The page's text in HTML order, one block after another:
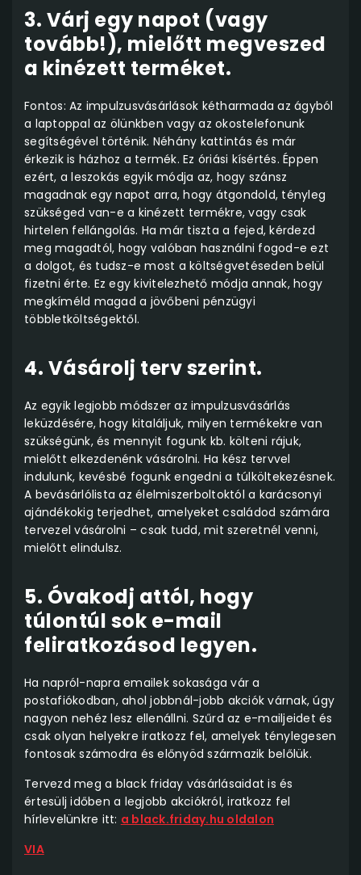
3. Várj egy napot (vagy
tovább!), mielőtt megveszed
a kinézett terméket.
Fontos: Az impulzusvásárlások kétharmada az ágyból
a laptoppal az ölünkben vagy az okostelefonunk
segítségével történik. Néhány kattintás és már
érkezik is házhoz a termék. Ez óriási kísértés. Éppen
ezért, a leszokás egyik módja az, hogy szánsz
magadnak egy napot arra, hogy átgondold, tényleg
szükséged van-e a kinézett termékre, vagy csak
hirtelen fellángolás. Ha már tiszta a fejed, kérdezd
meg magadtól, hogy valóban használni fogod-e ezt
a dolgot, és tudsz-e most a költségvetéseden belül
fizetni érte. Ez egy kivitelezhető módja annak, hogy
megkíméld magad a jövőbeni pénzügyi
többletköltségektől.
4. Vásárolj terv szerint.
Az egyik legjobb módszer az impulzusvásárlás
leküzdésére, hogy kitaláljuk, milyen termékekre van
szükségünk, és mennyit fogunk kb. költeni rájuk,
mielőtt elkezdenénk vásárolni. Ha kész tervvel
indulunk, kevésbé fogunk engedni a túlköltekezésnek.
A bevásárlólista az élelmiszerboltoktól a karácsonyi
ajándékokig terjedhet, amelyeket családod számára
tervezel vásárolni – csak tudd, mit szeretnél venni,
mielőtt elindulsz.
5. Óvakodj attól, hogy
túlontúl sok e-mail
feliratkozásod legyen.
Ha napról-napra emailek sokasága vár a
postafiókodban, ahol jobbnál-jobb akciók várnak, úgy
nagyon nehéz lesz ellenállni. Szűrd az e-mailjeidet és
csak olyan helyekre iratkozz fel, amelyek ténylegesen
fontosak számodra és előnyöd származik belőlük.
Tervezd meg a black friday vásárlásaidat is és
értesülj időben a legjobb akciókról, iratkozz fel
hírlevelünkre itt: a black.friday.hu oldalon
VIA